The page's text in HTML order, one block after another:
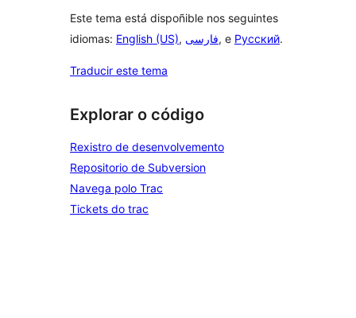
Este tema está dispoñible nos seguintes
idiomas: English (US), فارسی, e Русский.
Traducir este tema
Explorar o código
Rexistro de desenvolvemento
Repositorio de Subversion
Navega polo Trac
Tickets do trac